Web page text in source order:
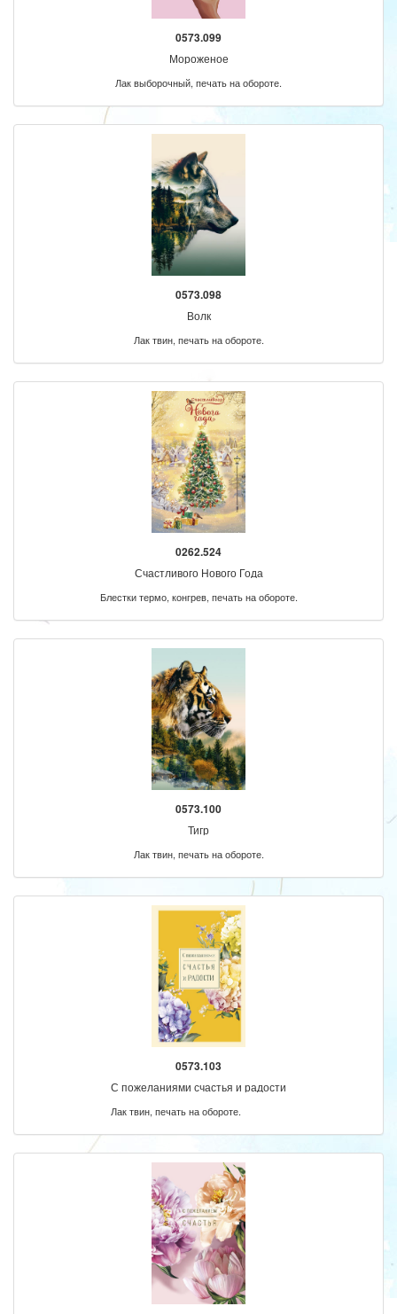
0573.099
Мороженое
Лак выборочный, печать на обороте.
0573.098
Волк
Лак твин, печать на обороте.
0262.524
Счастливого Нового Года
Блестки термо, конгрев, печать на обороте.
0573.100
Тигр
Лак твин, печать на обороте.
0573.103
С пожеланиями счастья и радости
Лак твин, печать на обороте.